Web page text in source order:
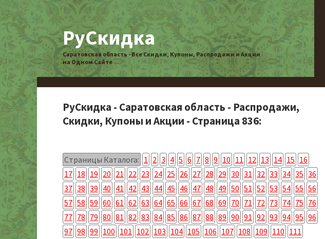
РуСкидка
Саратовская область - Все Скидки, Купоны, Распродажи и Акции
на Одном Сайте
РуСкидка - Саратовская область - Распродажи,
Скидки, Купоны и Акции - Страница 836:
Страницы Каталога: 1 2 3 4 5 6 7 8 9 10 11 12 13 14 15 16
17 18 19 20 21 22 23 24 25 26 27 28 29 30 31 32 33 34 35 36
37 38 39 40 41 42 43 44 45 46 47 48 49 50 51 52 53 54 55 56
57 58 59 60 61 62 63 64 65 66 67 68 69 70 71 72 73 74 75 76
77 78 79 80 81 82 83 84 85 86 87 88 89 90 91 92 93 94 95 96
97 98 99 100 101 102 103 104 105 106 107 108 109 110 111